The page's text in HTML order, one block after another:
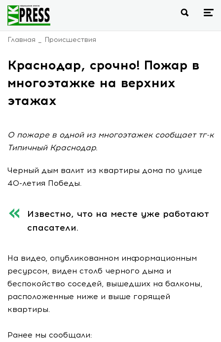
Главная Происшествия
Краснодар, срочно! Пожар в
многоэтажке на верхних
этажах
О пожаре в одной из многоэтажек сообщает тг-к
Типичный Краснодар.
Черный дым валит из квартиры дома по улице
40-летия Победы.
Известно, что на месте уже работают
спасатели.
На видео, опубликованном информационным
ресурсом, виден столб черного дыма и
беспокойство соседей, вышедших на балконы,
расположенные ниже и выше горящей
квартиры.
Ранее мы сообщали: